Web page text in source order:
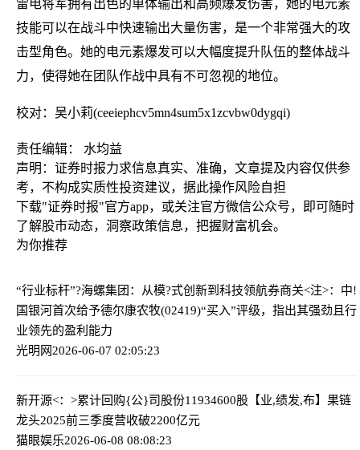
雷电将军拥有出色的单体输出和高频爆发伤害，她的电元素
技能可以在战斗中快速输出大量伤害，是一个非常强大的攻
击型角色。她的电元素爆发可以大幅度提升队伍的整体战斗
力，使得她在团队作战中具有不可忽视的地位。
校对：吴小莉(ceeiephcv5mn4sum5x1zcvbw0dygqi)
责任编辑： 水均益
声明：证券时报力求信息真实、准确，文章提及内容仅供参
考，不构成实质性投资建议，据此操作风险自担
下载"证券时报"官方app，或关注官方微信公众号，即可随时
了解股市动态，洞察政策信息，把握财富机会。
为你推荐
“行业标杆”?海螺集团：从模?式创新到科技领航券商关<注>：中!
国银河首次给予德尔康农牧(02419)“买入”评级，指出其强劲且行
业领先的盈利能力
光明网2026-06-07 02:05:23
新开源<：>累计回购{公}司股份11934600股 【业,绩发,布】果链
龙头2025前三季度营收破2200亿元
猫眼娱乐2026-06-08 08:08:23